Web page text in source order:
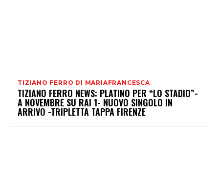
TIZIANO FERRO DI MARIAFRANCESCA
TIZIANO FERRO NEWS: PLATINO PER “LO STADIO”-
A NOVEMBRE SU RAI 1- NUOVO SINGOLO IN
ARRIVO -TRIPLETTA TAPPA FIRENZE